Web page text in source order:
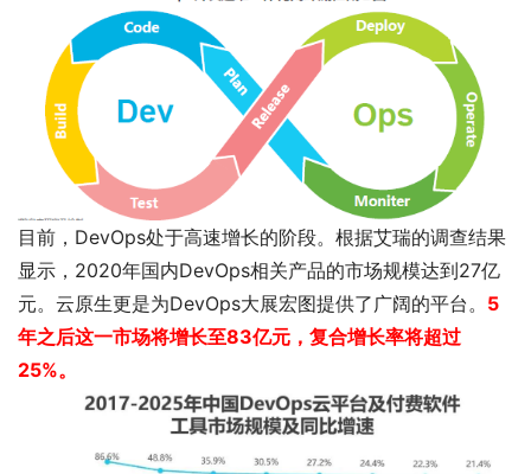
目前，DevOps处于高速增长的阶段。根据艾瑞的调查结果
显示，2020年国内DevOps相关产品的市场规模达到27亿
元。云原生更是为DevOps大展宏图提供了广阔的平台。 5
年之后这一市场将增长至83亿元，复合增长率将超过
25%。